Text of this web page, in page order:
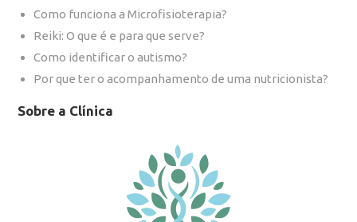
Como funciona a Microfisioterapia?
Reiki: O que é e para que serve?
Como identificar o autismo?
Por que ter o acompanhamento de uma nutricionista?
Sobre a Clínica